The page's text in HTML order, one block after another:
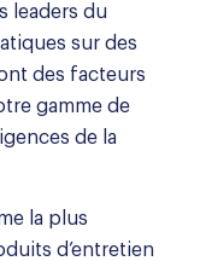
leaders du
sur des
des facteurs
gamme de
de la
la plus
d’entretien